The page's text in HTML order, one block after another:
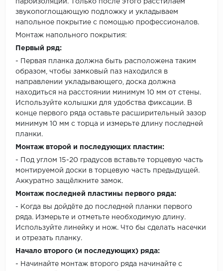
пароизоляции. Только после этого расстилаем
звукопоглощающую подложку и укладываем
напольное покрытие с помощью профессионалов.
Монтаж напольного покрытия:
Первый ряд:
- Первая планка должна быть расположена таким
образом, чтобы замковый паз находился в
направлении укладывающего, доска должна
находиться на расстоянии минимум 10 мм от стены.
Используйте колышки для удобства фиксации. В
конце первого ряда оставьте расширительный зазор
минимум 10 мм с торца и измерьте длину последней
планки.
Монтаж второй и последующих пластин:
- Под углом 15-20 градусов вставьте торцевую часть
монтируемой доски в торцевую часть предыдущей.
Аккуратно защёлкните замок.
Монтаж последней пластины первого ряда:
- Когда вы дойдёте до последней планки первого
ряда. Измерьте и отметьте необходимую длину.
Используйте линейку и нож. Что бы сделать насечки
и отрезать планку.
Начало второго (и последующих) ряда:
- Начинайте монтаж второго ряда начинайте с